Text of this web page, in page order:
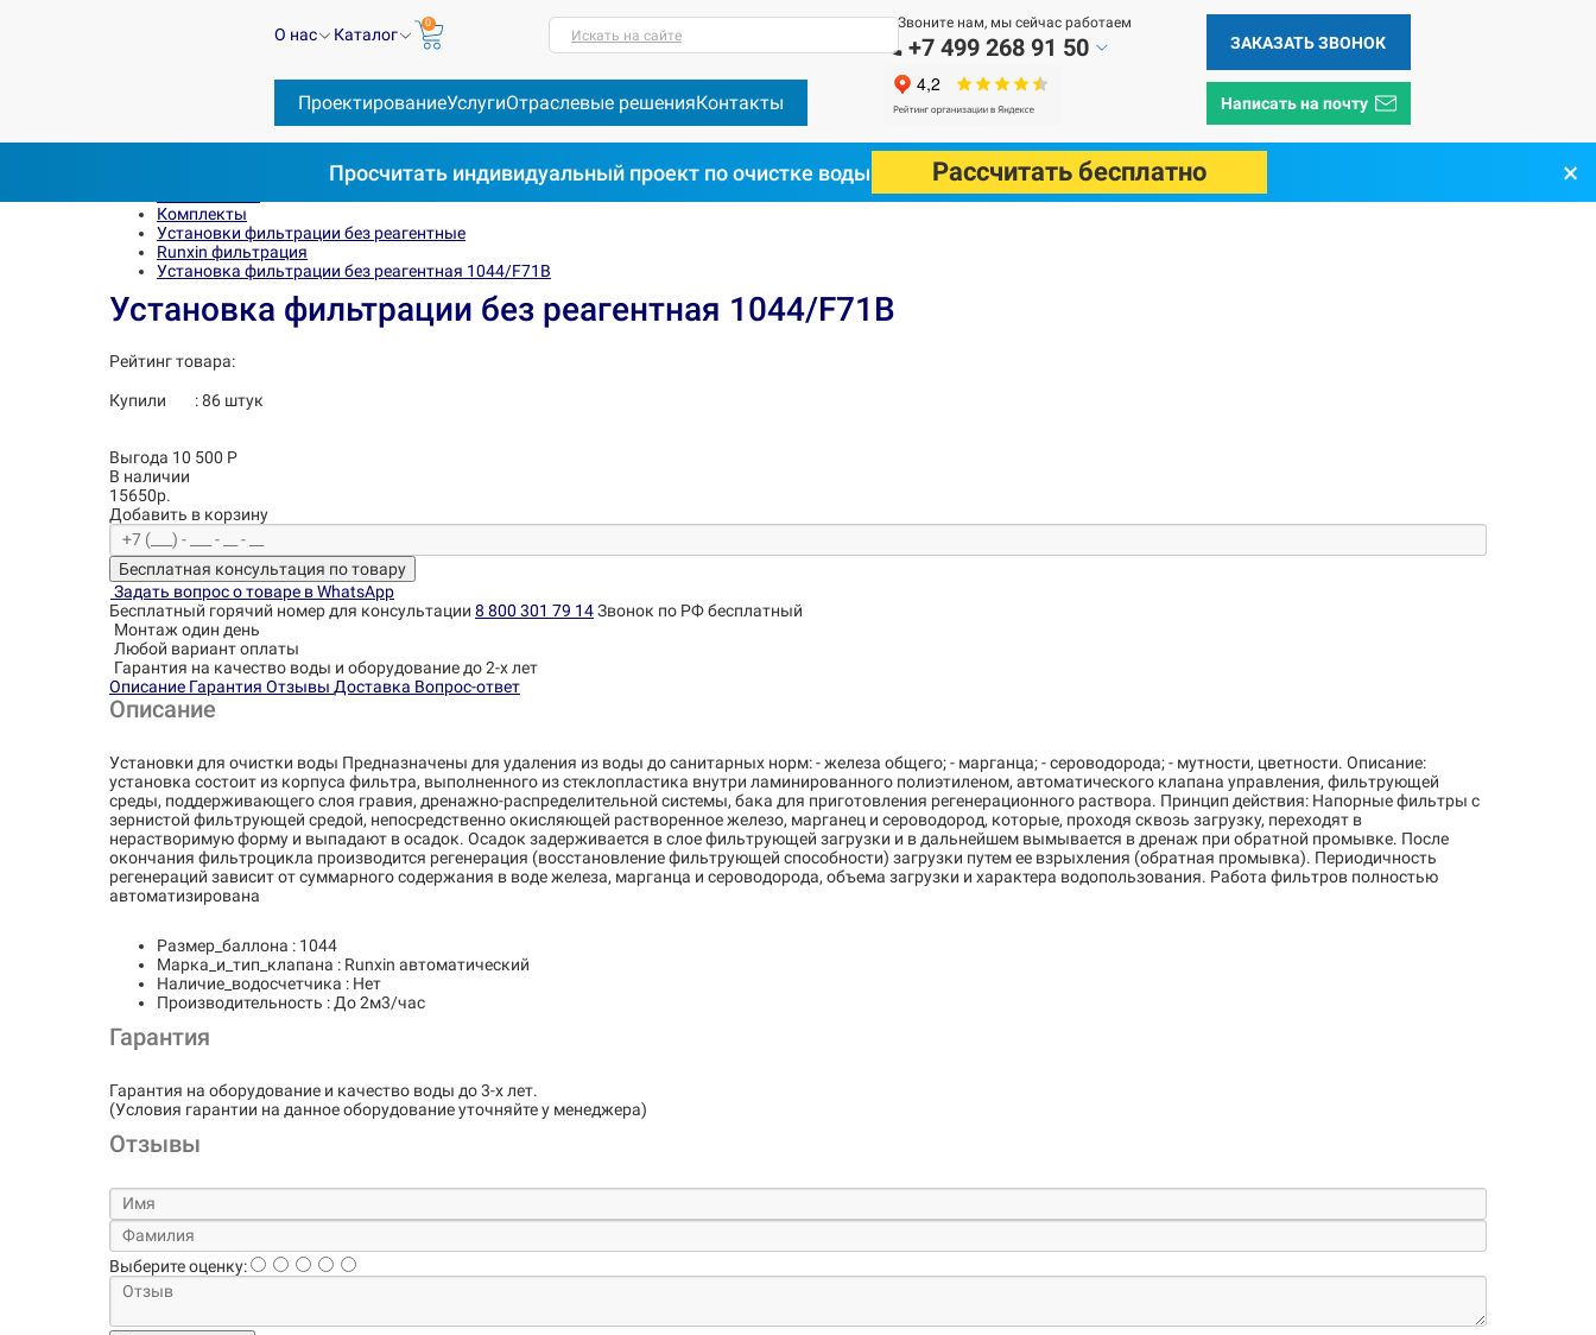
О нас Каталог
0
ПроектированиеУслугиОтраслевые решенияКонтакты
Звоните нам, мы сейчас работаем
+7 499 268 91 50 ЗАКАЗАТЬ ЗВОНОК
Написать на почту
Искать на сайте
Просчитать индивидуальный проект по очистке воды Рассчитать бесплатно ×
Комплекты
Установки фильтрации без реагентные
Runxin фильтрация
Установка фильтрации без реагентная 1044/F71B
Установка фильтрации без реагентная 1044/F71B
Рейтинг товара:
Купили :86 штук
Выгода 10 500 Р
В наличии
15650р.
Добавить в корзину
Бесплатная консультация по товару
Задать вопрос о товаре в WhatsApp
Бесплатный горячий номер для консультации 8 800 301 79 14Звонок по РФ бесплатный
Монтаж один день
Любой вариант оплаты
Гарантия на качество воды и оборудование до 2-х лет
Описание Гарантия Отзывы Доставка Вопрос-ответ
Описание
Установки для очистки воды Предназначены для удаления из воды до санитарных норм: - железа общего; - марганца; - сероводорода; - мутности, цветности. Описание:
установка состоит из корпуса фильтра, выполненного из стеклопластика внутри ламинированного полиэтиленом, автоматического клапана управления, фильтрующей
среды, поддерживающего слоя гравия, дренажно-распределительной системы, бака для приготовления регенерационного раствора. Принцип действия: Напорные фильтры с
зернистой фильтрующей средой, непосредственно окисляющей растворенное железо, марганец и сероводород, которые, проходя сквозь загрузку, переходят в
нерастворимую форму и выпадают в осадок. Осадок задерживается в слое фильтрующей загрузки и в дальнейшем вымывается в дренаж при обратной промывке. После
окончания фильтроцикла производится регенерация (восстановление фильтрующей способности) загрузки путем ее взрыхления (обратная промывка). Периодичность
регенераций зависит от суммарного содержания в воде железа, марганца и сероводорода, объема загрузки и характера водопользования. Работа фильтров полностью
автоматизирована
Размер_баллона : 1044
Марка_и_тип_клапана : Runxin автоматический
Наличие_водосчетчика : Нет
Производительность : До 2м3/час
Гарантия
Гарантия на оборудование и качество воды до 3-х лет.
(Условия гарантии на данное оборудование уточняйте у менеджера)
Отзывы
Выберите оценку: